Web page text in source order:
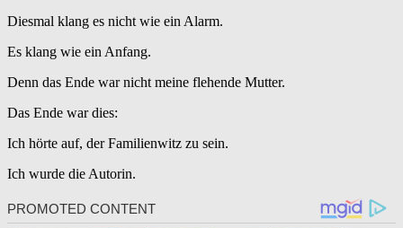
Diesmal klang es nicht wie ein Alarm.
Es klang wie ein Anfang.
Denn das Ende war nicht meine flehende Mutter.
Das Ende war dies:
Ich hörte auf, der Familienwitz zu sein.
Ich wurde die Autorin.